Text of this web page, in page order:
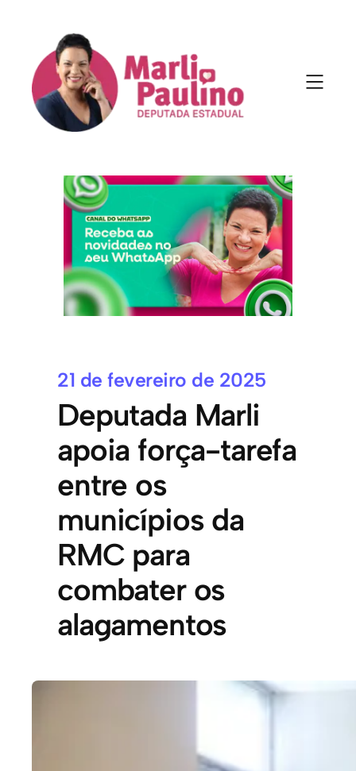
21 de fevereiro de 2025
Deputada Marli
apoia força-tarefa
entre os
municípios da
RMC para
combater os
alagamentos